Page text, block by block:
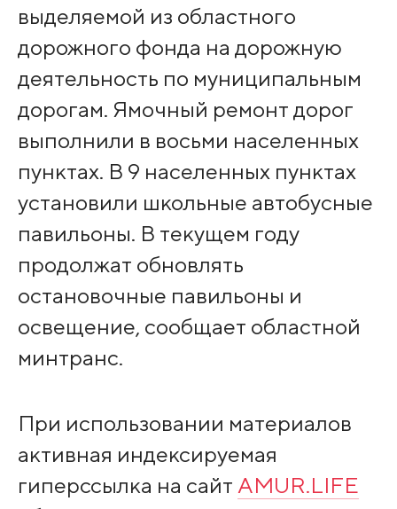
выделяемой из областного
дорожного фонда на дорожную
деятельность по муниципальным
дорогам. Ямочный ремонт дорог
выполнили в восьми населенных
пунктах. В 9 населенных пунктах
установили школьные автобусные
павильоны. В текущем году
продолжат обновлять
остановочные павильоны и
освещение, сообщает областной
минтранс.
При использовании материалов
активная индексируемая
гиперссылка на сайт AMUR.LIFE